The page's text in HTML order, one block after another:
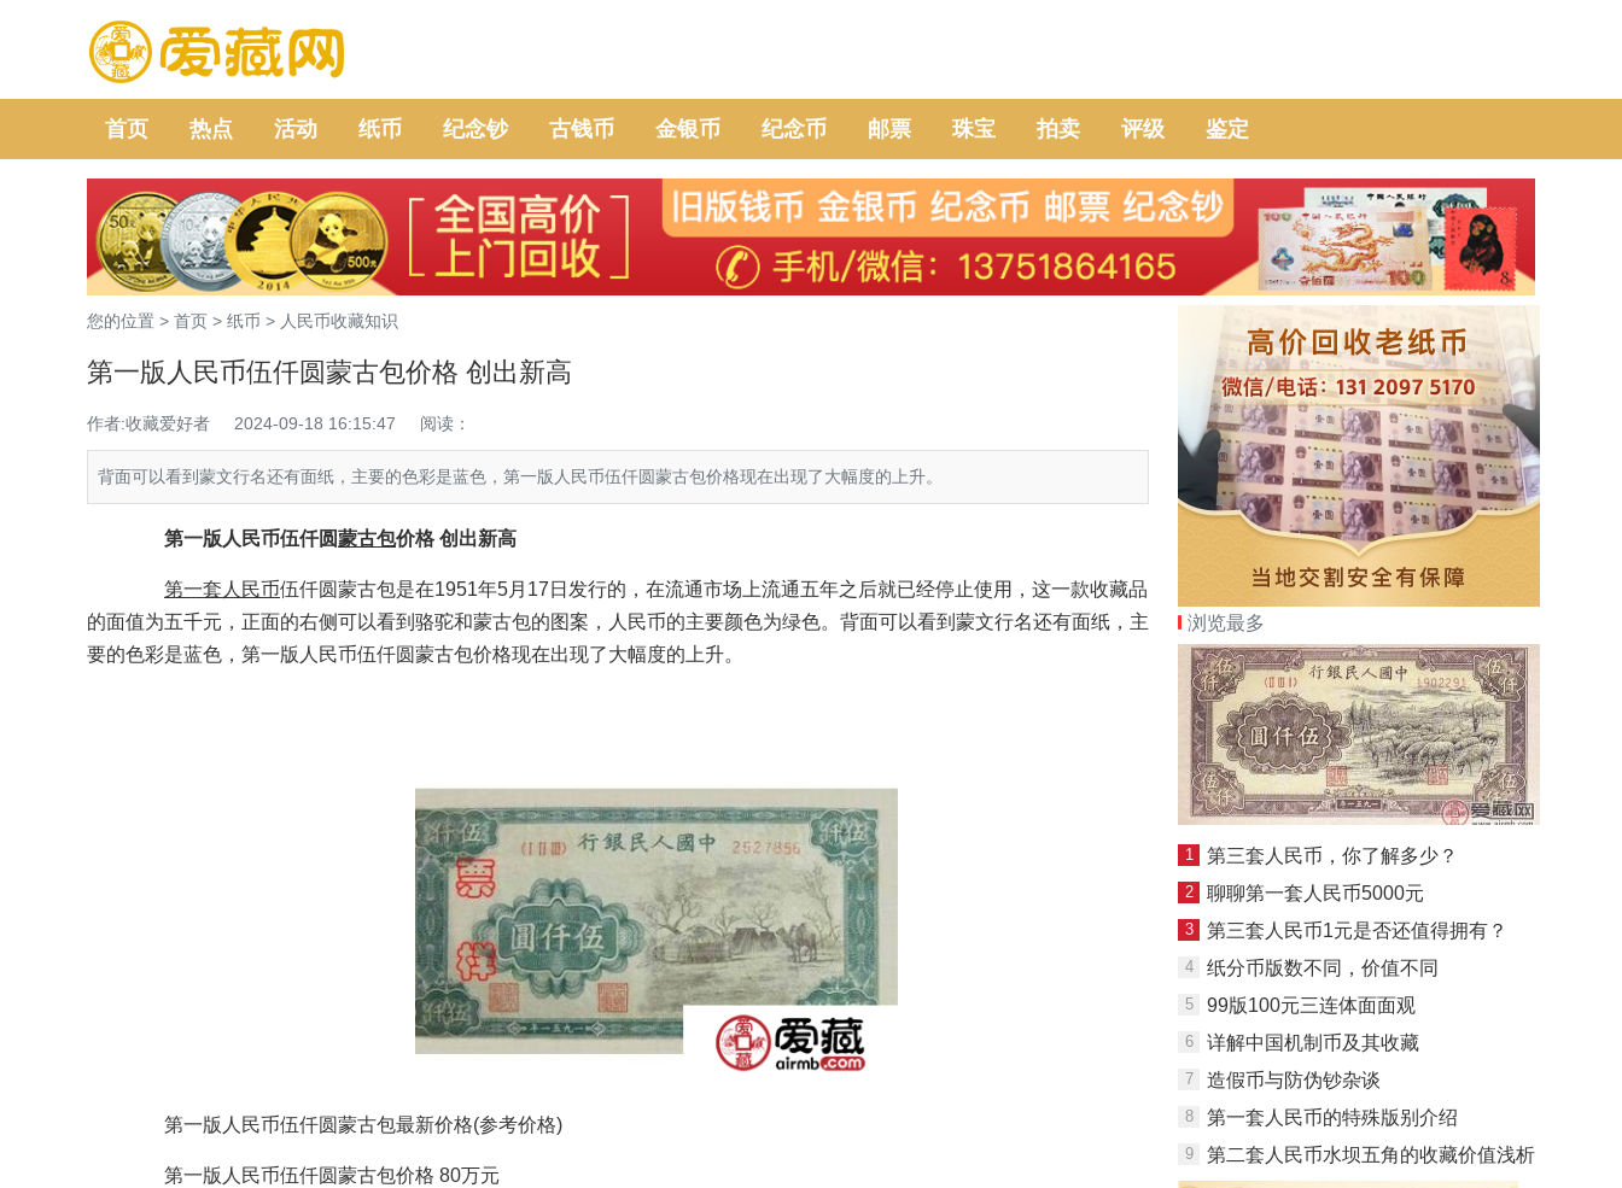
首页 热点 活动 纸币 纪念钞 古钱币 金银币 纪念币 邮票 珠宝 拍卖 评级 鉴定
您的位置 > 首页 > 纸币 > 人民币收藏知识
第一版人民币伍仟圆蒙古包价格 创出新高
作者:收藏爱好者 2024-09-18 16:15:47 阅读：
背面可以看到蒙文行名还有面纸，主要的色彩是蓝色，第一版人民币伍仟圆蒙古包价格现在出现了大幅度的上升。
第一版人民币伍仟圆蒙古包价格 创出新高
第一套人民币伍仟圆蒙古包是在1951年5月17日发行的，在流通市场上流通五年之后就已经停止使用，这一款收藏品
的面值为五千元，正面的右侧可以看到骆驼和蒙古包的图案，人民币的主要颜色为绿色。背面可以看到蒙文行名还有面纸，主
要的色彩是蓝色，第一版人民币伍仟圆蒙古包价格现在出现了大幅度的上升。
第一版人民币伍仟圆蒙古包最新价格(参考价格)
第一版人民币伍仟圆蒙古包价格 80万元
浏览最多
1 第三套人民币，你了解多少？
2 聊聊第一套人民币5000元
3 第三套人民币1元是否还值得拥有？
4 纸分币版数不同，价值不同
5 99版100元三连体面面观
6 详解中国机制币及其收藏
7 造假币与防伪钞杂谈
8 第一套人民币的特殊版别介绍
9 第二套人民币水坝五角的收藏价值浅析